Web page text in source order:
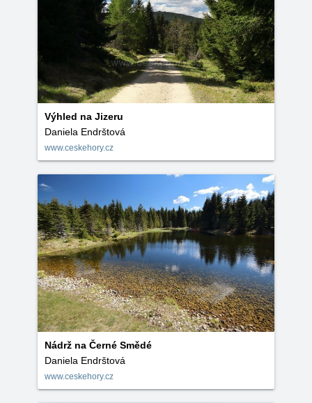
Výhled na Jizeru
Daniela Endrštová
www.ceskehory.cz
Nádrž na Černé Smědé
Daniela Endrštová
www.ceskehory.cz